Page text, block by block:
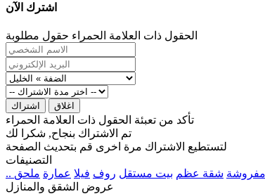
اشترك الآن
الحقول ذات العلامة الحمراء حقول مطلوبة
اشتراك اغلاق
تأكد من تعبئة الحقول ذات العلامة الحمراء
تم الاشتراك بنجاح, شكرا لك
لتستطيع الاشتراك مرة اخرى قم بتحديث الصفحة
التصنيفات
شقة عظم بيت مستقل روف فيلا عمارة ملحق
عروض الشقق والمنازل